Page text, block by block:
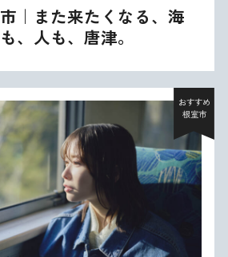
｜また来たくなる、海
、人も、唐津。
おすすめ
根室市